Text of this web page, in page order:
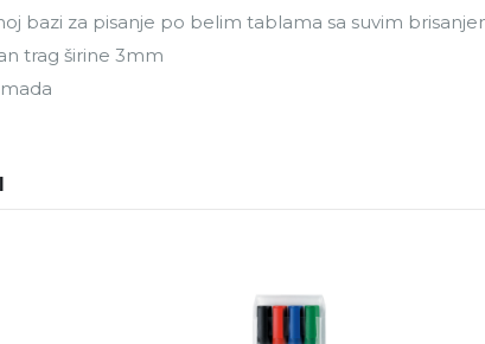
bazi za pisanje po belim tablama sa suvim
trag širine 3mm